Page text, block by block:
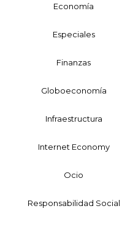
Economía
Especiales
Finanzas
Globoeconomía
Infraestructura
Internet Economy
Ocio
Responsabilidad Social